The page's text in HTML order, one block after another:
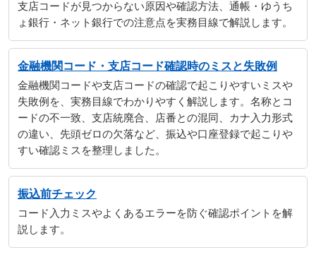
支店コードが見つからない原因や確認方法、通帳・ゆうち
ょ銀行・ネット銀行での注意点を実務目線で解説します。
金融機関コード・支店コード確認時のミスと失敗例
金融機関コードや支店コードの確認で起こりやすいミスや
失敗例を、実務目線でわかりやすく解説します。名称とコ
ードの不一致、支店統廃合、店番との混同、カナ入力形式
の違い、先頭ゼロの欠落など、振込や口座登録で起こりや
すい確認ミスを整理しました。
振込前チェック
コード入力ミスやよくあるエラーを防ぐ確認ポイントを解
説します。